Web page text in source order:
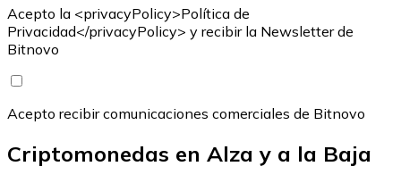
Acepto la <privacyPolicy>Política de
Privacidad</privacyPolicy> y recibir la Newsletter de
Bitnovo
Acepto recibir comunicaciones comerciales de Bitnovo
Criptomonedas en Alza y a la Baja